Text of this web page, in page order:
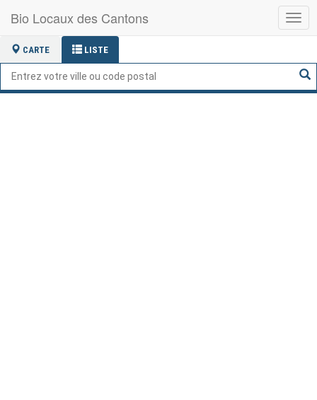
la
Bio Locaux des Cantons
CARTE LISTE